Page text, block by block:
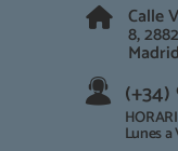
Calle
8,
(+34)
Lunes